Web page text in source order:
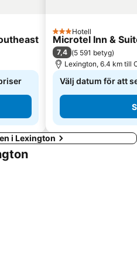
3 Stjärnor
Hotell
Microtel Inn &
7,4 (5 591 betyg)
Lexington, 6.4 km till
Välj datum för att
i Lexington